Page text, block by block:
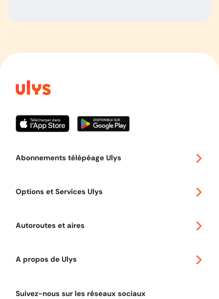
Abonnements télépéage Ulys
Options et Services Ulys
Autoroutes et aires
A propos de Ulys
Suivez-nous sur les réseaux sociaux